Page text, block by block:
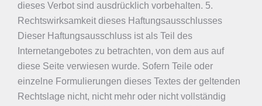
dieses Verbot sind ausdrücklich vorbehalten. 5.
Rechtswirksamkeit dieses Haftungsausschlusses
Dieser Haftungsausschluss ist als Teil des
Internetangebotes zu betrachten, von dem aus auf
diese Seite verwiesen wurde. Sofern Teile oder
einzelne Formulierungen dieses Textes der geltenden
Rechtslage nicht, nicht mehr oder nicht vollständig